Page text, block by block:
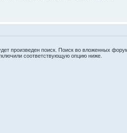
произведен поиск. Поиск во вложенных
соответствующую опцию ниже.